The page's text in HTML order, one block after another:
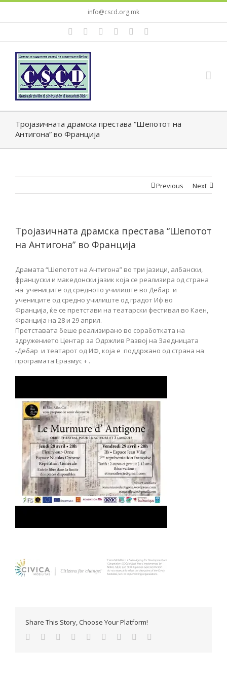
info@cscd.org.mk
Тројазичната драмска престава “Шепотот на
Антигона” во Франција
Previous Next
Тројазичната драмска престава “Шепотот
на Антигона” во Франција
Драмата “Шепотот на Антигона” во три јазици, албански,
француски и македонски јазик која се реализира од страна
на учениците од средното училиште во Дебар и
учениците од средно училиште од градот Иф во
Франција, ќе се претстави на театарски фестивал во Каен,
Франција на 28 и 29 април.
Претставата беше реализирано во соработката на
здружението Центар за Одржлив Развој на Заедницата
-Дебар и театарот од ИФ, која е поддржано од страна на
програмата Еразмус + .
Share This Story, Choose Your Platform!